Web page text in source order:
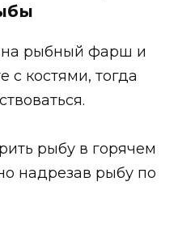
на рыбный фарш и
с костями, тогда
рыбу в горячем
надрезав рыбу по